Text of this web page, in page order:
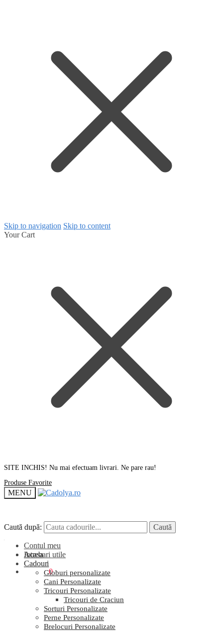
Skip to navigation Skip to content
Your Cart
SITE INCHIS! Nu mai efectuam livrari. Ne pare rau!
Produse Favorite
MENU
Caută după: Caută
Contul meu
Intrebari utile
0,00 lei 0
Caută după: Caută
Acasa
Cadouri
Globuri personalizate
Cani Personalizate
Tricouri Personalizate
Tricouri de Craciun
Sorturi Personalizate
Perne Personalizate
Brelocuri Personalizate